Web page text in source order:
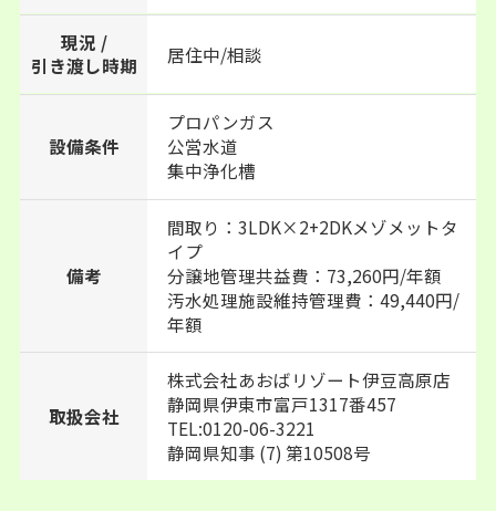
現況 /
引き渡し時期
居住中/相談
設備条件
プロパンガス
公営水道
集中浄化槽
備考
間取り：3LDK×2+2DKメゾメットタ
イプ
分譲地管理共益費：73,260円/年額
汚水処理施設維持管理費：49,440円/
年額
取扱会社
株式会社あおばリゾート伊豆高原店
静岡県伊東市富戸1317番457
TEL:0120-06-3221
静岡県知事 (7) 第10508号